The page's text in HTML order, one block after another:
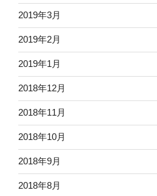
2019年3月
2019年2月
2019年1月
2018年12月
2018年11月
2018年10月
2018年9月
2018年8月